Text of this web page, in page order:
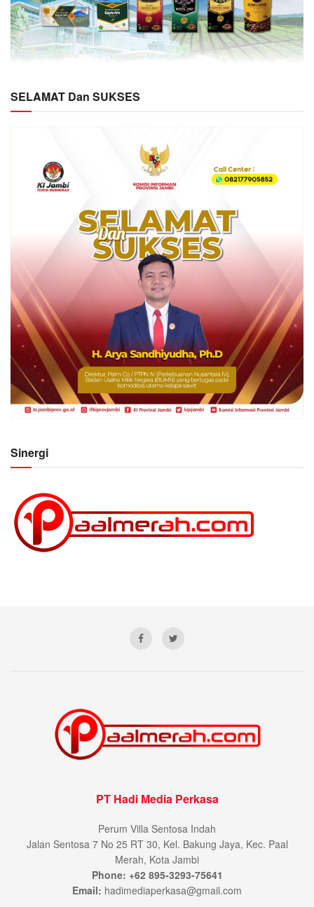
SELAMAT Dan SUKSES
Sinergi
PT Hadi Media Perkasa
Perum Villa Sentosa Indah
Jalan Sentosa 7 No 25 RT 30, Kel. Bakung Jaya, Kec. Paal
Merah, Kota Jambi
Phone: +62 895-3293-75641
Email: hadimediaperkasa@gmail.com